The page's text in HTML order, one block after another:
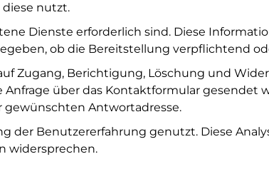
nutzt.
Dienste erforderlich sind. Diese
ob die Bereitstellung verpflichtend
Zugang, Berichtigung, Löschung und
über das Kontaktformular gesendet
Antwortadresse.
der Benutzererfahrung genutzt. Diese
widersprechen.